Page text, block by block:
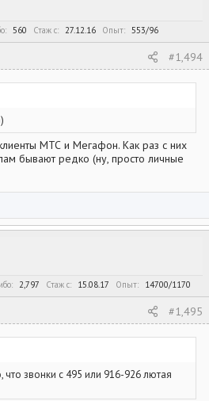
560 Стаж c 27.12.16 Опыт 553/96
#1,494
МТС и Мегафон. Как раз с них
бывают редко (ну, просто личные
2,797 Стаж c 15.08.17 Опыт 14700/1170
#1,495
что звонки с 495 или 916-926 лютая